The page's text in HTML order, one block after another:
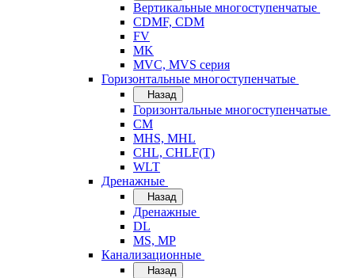
Вертикальные многоступенчатые
CDMF, CDM
FV
MK
MVC, MVS серия
Горизонтальные многоступенчатые
Назад
Горизонтальные многоступенчатые
CM
MHS, MHL
CHL, CHLF(T)
WLT
Дренажные
Назад
Дренажные
DL
MS, MP
Канализационные
Назад